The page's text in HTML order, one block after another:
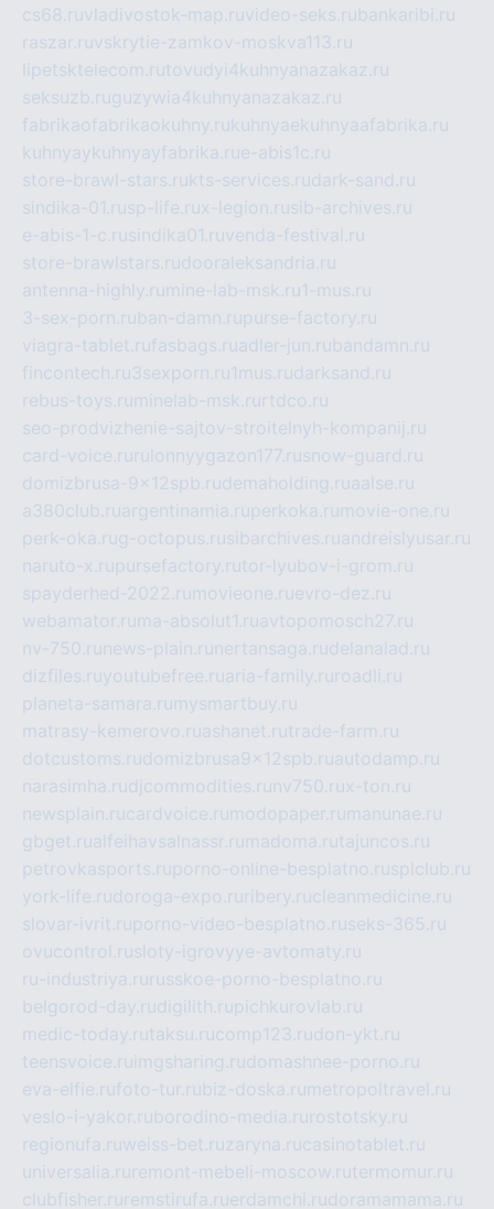
cs68.ruvladivostok-map.ruvideo-seks.rubankaribi.ru
raszar.ruvskrytie-zamkov-moskva113.ru
lipetsktelecom.rutovudyi4kuhnyanazakaz.ru
seksuzb.ruguzywia4kuhnyanazakaz.ru
fabrikaofabrikaokuhny.rukuhnyaekuhnyaafabrika.ru
kuhnyaykuhnyayfabrika.rue-abis1c.ru
store-brawl-stars.rukts-services.rudark-sand.ru
sindika-01.rusp-life.rux-legion.rusib-archives.ru
e-abis-1-c.rusindika01.ruvenda-festival.ru
store-brawlstars.rudooraleksandria.ru
antenna-highly.ru mine-lab-msk.ru1-mus.ru
3-sex-porn.ruban-damn.rupurse-factory.ru
viagra-tablet.rufasbags.ruadler-jun.rubandamn.ru
fincontech.ru3sexporn.ru1mus.rudarksand.ru
rebus-toys.ru minelab-msk.ru rtdco.ru
seo-prodvizhenie-sajtov-stroitelnyh-kompanij.ru
card-voice.ru rulonnyygazon177.rusnow-guard.ru
domizbrusa-9x12spb.rudemaholding.ruaalse.ru
a380club.ruargentinamia.ruperkoka.ru movie-one.ru
perk-oka.rug-octopus.rusibarchives.ruandreislyusar.ru
naruto-x.rupursefactory.rutor-lyubov-i-grom.ru
spayderhed-2022.ru movieone.ruevro-dez.ru
webamator.ru ma-absolut1.ruavtopomosch27.ru
nv-750.ru news-plain.ru nertansaga.rudelanalad.ru
dizfiles.ruyoutubefree.ruaria-family.ru roadli.ru
planeta-samara.ru mysmartbuy.ru
matrasy-kemerovo.ruashanet.rutrade-farm.ru
dotcustoms.rudomizbrusa9x12spb.ruautodamp.ru
narasimha.rudjcommodities.ru nv750.rux-ton.ru
newsplain.rucardvoice.ru modopaper.ru manunae.ru
gbget.rualfeihavsalnassr.ru madoma.rutajuncos.ru
petrovkasports.ruporno-online-besplatno.rusplclub.ru
york-life.rudoroga-expo.ru ribery.rucleanmedicine.ru
slovar-ivrit.ruporno-video-besplatno.ruseks-365.ru
ovucontrol.rusloty-igrovyye-avtomaty.ru
ru-industriya.ru russkoe-porno-besplatno.ru
belgorod-day.rudigilith.rupichkurovlab.ru
medic-today.rutaksu.rucomp123.rudon-ykt.ru
teensvoice.ru imgsharing.rudomashnee-porno.ru
eva-elfie.rufoto-tur.rubiz-doska.ru metropoltravel.ru
veslo-i-yakor.ruborodino-media.ru rostotsky.ru
regionufa.ruweiss-bet.ruzaryna.rucasinotablet.ru
universalia.ru remont-mebeli-moscow.rutermomur.ru
clubfisher.ru remstirufa.ruerdamchi.rudoramamama.ru